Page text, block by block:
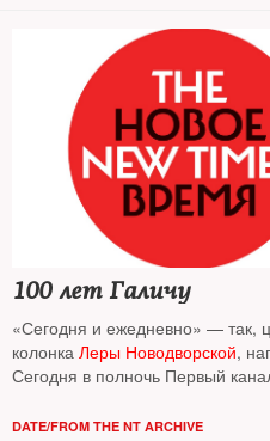
100 лет Галичу
«Сегодня и ежедневно» — так,
колонка Леры Новодворской,
Сегодня в полночь Первый
DATE/FROM THE NT ARCHIVE